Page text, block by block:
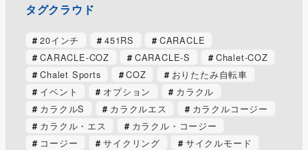
タグクラウド
20インチ 451RS
CARACLE
CARACLE-COZ
CARACLE-S
Chalet-COZ
Chalet Sports
COZ
おりたたみ自転車
イベント
オプション
カラクル
カラクルS
カラクルエス
カラクルコージー
カラクル・エス
カラクル・コージー
コージー
サイクリング
サイクルモード